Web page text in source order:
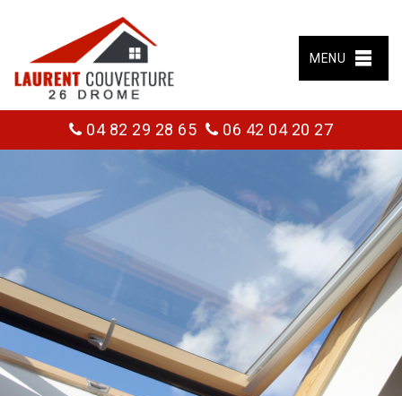
MENU
04 82 29 28 65 06 42 04 20 27